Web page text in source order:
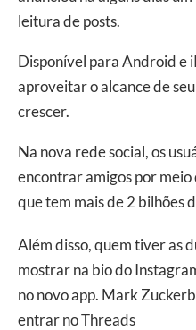
leitura de posts.
Disponível para Android e
aproveitar o alcance de
crescer.
Na nova rede social, os
encontrar amigos por meio
que tem mais de 2 bilhões
Além disso, quem tiver as
mostrar na bio do
no novo app. Mark
entrar no Threads